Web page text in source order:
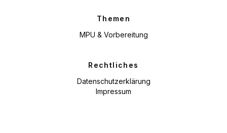
Themen
MPU & Vorbereitung
Rechtliches
Datenschutzerklärung
Impressum